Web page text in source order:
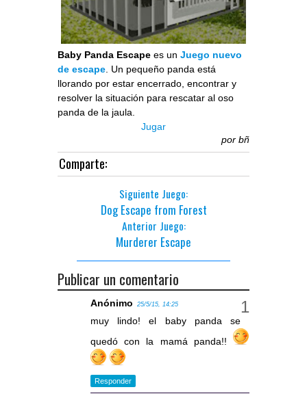
Baby Panda Escape es un Juego nuevo
de escape . Un pequeño panda está
llorando por estar encerrado, encontrar y
resolver la situación para rescatar al oso
panda de la jaula.
Jugar
por bñ
Comparte:
Siguiente Juego:
Dog Escape from Forest
Anterior Juego:
Murderer Escape
Publicar un comentario
Anónimo 25/5/15, 14:25
muy lindo! el baby panda se
quedó con la mamá panda!!
Responder